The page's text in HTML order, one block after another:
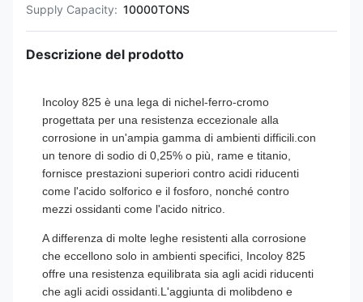
Supply Capacity: 10000TONS
Descrizione del prodotto
Incoloy 825 è una lega di nichel-ferro-cromo
progettata per una resistenza eccezionale alla
corrosione in un'ampia gamma di ambienti difficili.con
un tenore di sodio di 0,25% o più, rame e titanio,
fornisce prestazioni superiori contro acidi riducenti
come l'acido solforico e il fosforo, nonché contro
mezzi ossidanti come l'acido nitrico.
A differenza di molte leghe resistenti alla corrosione
che eccellono solo in ambienti specifici, Incoloy 825
offre una resistenza equilibrata sia agli acidi riducenti
che agli acidi ossidanti.L'aggiunta di molibdeno e